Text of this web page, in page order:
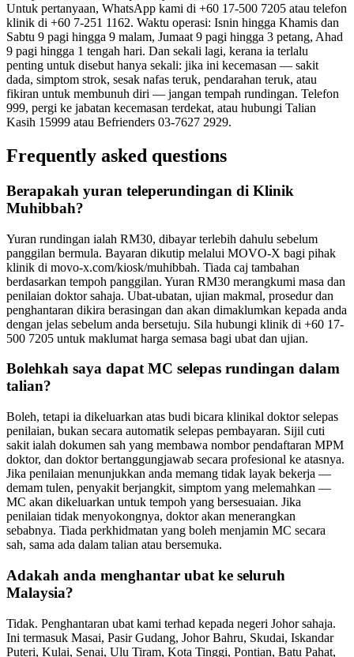
Untuk pertanyaan, WhatsApp kami di +60 17-500 7205 atau telefon
klinik di +60 7-251 1162. Waktu operasi: Isnin hingga Khamis dan
Sabtu 9 pagi hingga 9 malam, Jumaat 9 pagi hingga 3 petang, Ahad
9 pagi hingga 1 tengah hari. Dan sekali lagi, kerana ia terlalu
penting untuk disebut hanya sekali: jika ini kecemasan — sakit
dada, simptom strok, sesak nafas teruk, pendarahan teruk, atau
fikiran untuk membunuh diri — jangan tempah rundingan. Telefon
999, pergi ke jabatan kecemasan terdekat, atau hubungi Talian
Kasih 15999 atau Befrienders 03-7627 2929.
Frequently asked questions
Berapakah yuran teleperundingan di Klinik
Muhibbah?
Yuran rundingan ialah RM30, dibayar terlebih dahulu sebelum
panggilan bermula. Bayaran dikutip melalui MOVO-X bagi pihak
klinik di movo-x.com/kiosk/muhibbah. Tiada caj tambahan
berdasarkan tempoh panggilan. Yuran RM30 merangkumi masa dan
penilaian doktor sahaja. Ubat-ubatan, ujian makmal, prosedur dan
penghantaran dikira berasingan dan akan dimaklumkan kepada anda
dengan jelas sebelum anda bersetuju. Sila hubungi klinik di +60 17-
500 7205 untuk maklumat harga semasa bagi ubat dan ujian.
Bolehkah saya dapat MC selepas rundingan dalam
talian?
Boleh, tetapi ia dikeluarkan atas budi bicara klinikal doktor selepas
penilaian, bukan secara automatik selepas pembayaran. Sijil cuti
sakit ialah dokumen sah yang membawa nombor pendaftaran MPM
doktor, dan doktor bertanggungjawab secara profesional ke atasnya.
Jika penilaian menunjukkan anda memang tidak layak bekerja —
demam tulen, penyakit berjangkit, simptom yang melemahkan —
MC akan dikeluarkan untuk tempoh yang bersesuaian. Jika
penilaian tidak menyokongnya, doktor akan menerangkan
sebabnya. Tiada perkhidmatan yang boleh menjamin MC secara
sah, sama ada dalam talian atau bersemuka.
Adakah anda menghantar ubat ke seluruh
Malaysia?
Tidak. Penghantaran ubat kami terhad kepada negeri Johor sahaja.
Ini termasuk Masai, Pasir Gudang, Johor Bahru, Skudai, Iskandar
Puteri, Kulai, Senai, Ulu Tiram, Kota Tinggi, Pontian, Batu Pahat,